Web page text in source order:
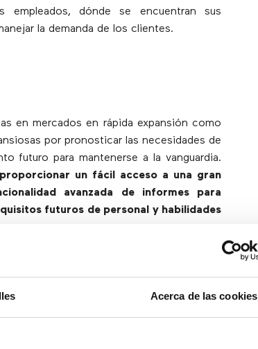
Acerca de las cookies
empleados, dónde se encuentran sus
la demanda de los clientes.
en mercados en rápida expansión como
por pronosticar las necesidades de
futuro para mantenerse a la vanguardia.
un fácil acceso a una gran
avanzada de informes para
futuros de personal y habilidades
negocio
día. La tecnología de WFM permite a los